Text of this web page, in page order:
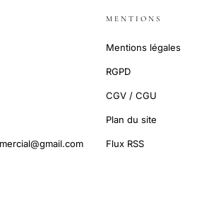
MENTIONS
Mentions légales
RGPD
CGV / CGU
Plan du site
Flux RSS